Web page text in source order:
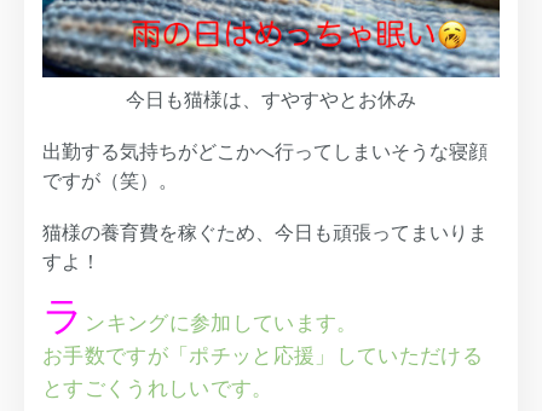
今日も猫様は、すやすやとお休み
出勤する気持ちがどこかへ行ってしまいそうな寝顔
ですが（笑）。
猫様の養育費を稼ぐため、今日も頑張ってまいりま
すよ！
ラ ンキングに参加しています。
お手数ですが「ポチッと応援」していただける
とすごくうれしいです。